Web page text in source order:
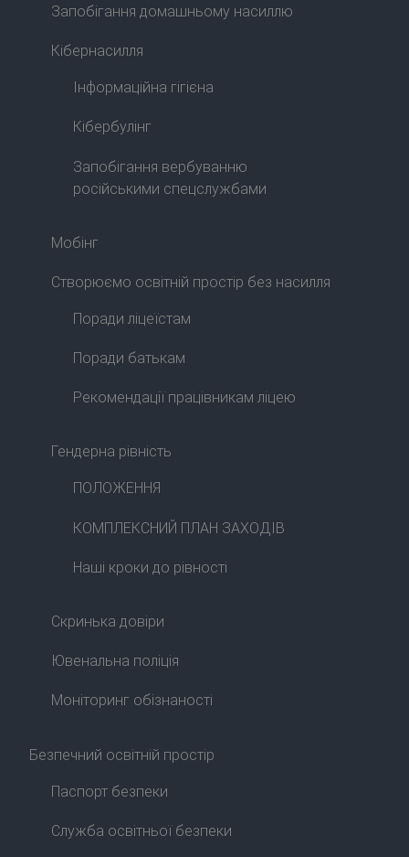
Запобігання домашньому насиллю
Кібернасилля
Інформаційна гігієна
Кібербулінг
Запобігання вербуванню
російськими спецслужбами
Мобінг
Створюємо освітній простір без насилля
Поради ліцеїстам
Поради батькам
Рекомендації працівникам ліцею
Гендерна рівність
ПОЛОЖЕННЯ
КОМПЛЕКСНИЙ ПЛАН ЗАХОДІВ
Наші кроки до рівності
Скринька довіри
Ювенальна поліція
Моніторинг обізнаності
Безпечний освітній простір
Паспорт безпеки
Служба освітньої безпеки